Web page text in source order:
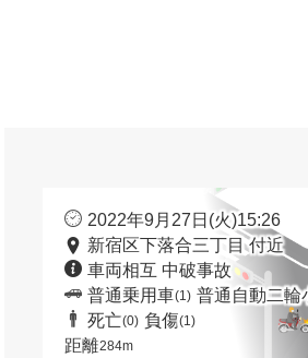
2022年9月27日(火)15:26
新宿区下落合三丁目 付近
車両相互 中破事故
普通乗用車(1) 普通自動二輪
死亡(0) 負傷(1)
距離284m